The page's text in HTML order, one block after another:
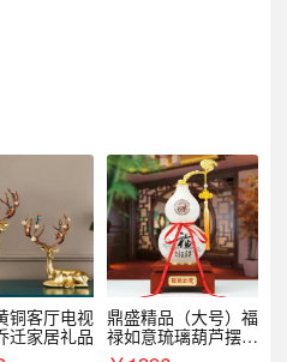
铜客厅电视
迁家居礼品
鼎盛精品（大号）福
禄如意琉璃葫芦摆件
招财家居客厅乔迁新